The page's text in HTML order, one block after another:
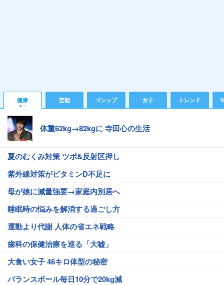
健康 芸能 ゴシップ 女子 トレンド
体重62kg→82kgに 寺田心の生活
夏のむくみ対策 ツボ&反射区押し
紫外線対策がビタミンD不足に
母が娘に減量強要→家庭内別居へ
睡眠時の悩みを解消する過ごし方
運動より代謝 人体の省エネ戦略
歯科の保健治療を巡る「大嘘」
大食い女子 46キロ体型の秘密
バランスボール毎日10分で20kg減